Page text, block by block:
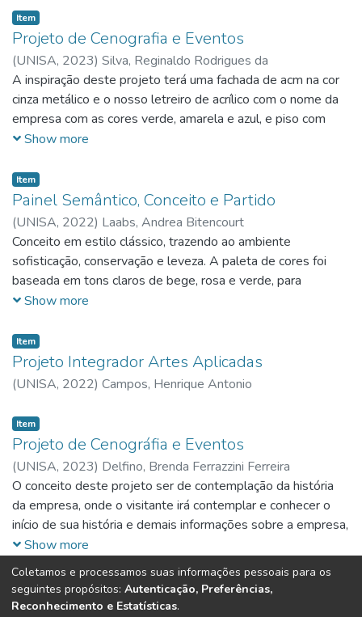
Item
Projeto de Cenografia e Eventos
(UNISA, 2023) Silva, Reginaldo Rodrigues da
A inspiração deste projeto terá uma fachada de acm na cor
cinza metálico e o nosso letreiro de acrílico com o nome da
empresa com as cores verde, amarela e azul, e piso com
duas cores de piso vinílico, a mesa e expositor adesivar com
papeis de parede com led, os acrílicos colocar na forma
horizontal na parte sperior do estand e exaltar todos os
produtos que a empresa consegue fornercer para seu
cliente final.
Show more
Item
Painel Semântico, Conceito e Partido
(UNISA, 2022) Laabs, Andrea Bitencourt
Conceito em estilo clássico, trazendo ao ambiente
sofisticação, conservação e leveza. A paleta de cores foi
baseada em tons claros de bege, rosa e verde, para
transmitir aconchego, confiança e tranquilidade
Show more
Item
Projeto Integrador Artes Aplicadas
(UNISA, 2022) Campos, Henrique Antonio
Item
Projeto de Cenográfia e Eventos
(UNISA, 2023) Delfino, Brenda Ferrazzini Ferreira
O conceito deste projeto ser de contemplação da história
da empresa, onde o visitante irá contemplar e conhecer o
início de sua história e demais informações sobre a empresa,
e quando chegar no expositor do meio, irá conhecer o atual
momento da empresa.
Show more
« 1(current)
2 3 »
Coletamos e processamos suas informações pessoais para os
seguintes propósitos: Autenticação, Preferências,
Reconhecimento e Estatísticas.